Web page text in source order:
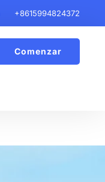
+8615994824372
Comenzar